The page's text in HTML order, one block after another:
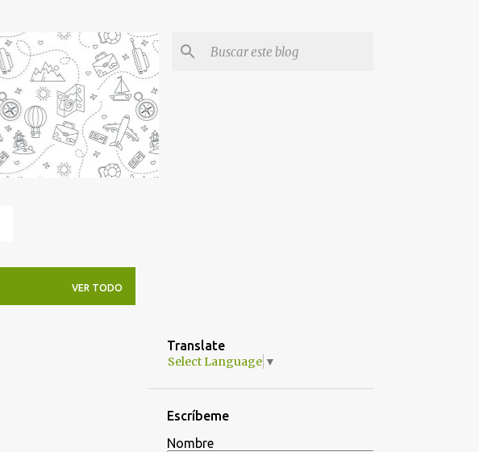
VER TODO
Translate
Select Language ▼
Escríbeme
Nombre